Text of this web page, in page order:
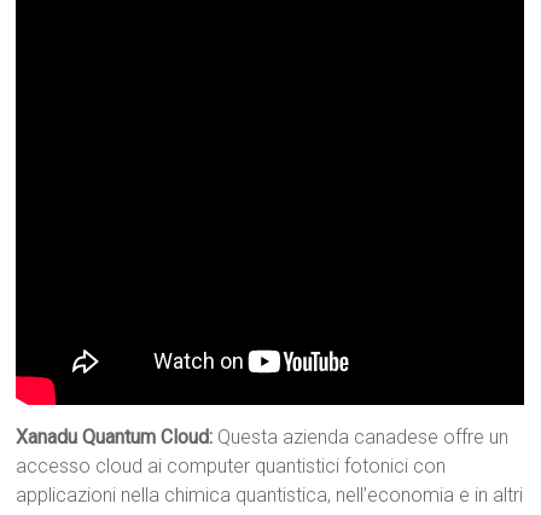
Xanadu Quantum Cloud: Questa azienda canadese offre un
accesso cloud ai computer quantistici fotonici con
applicazioni nella chimica quantistica, nell’economia e in altri